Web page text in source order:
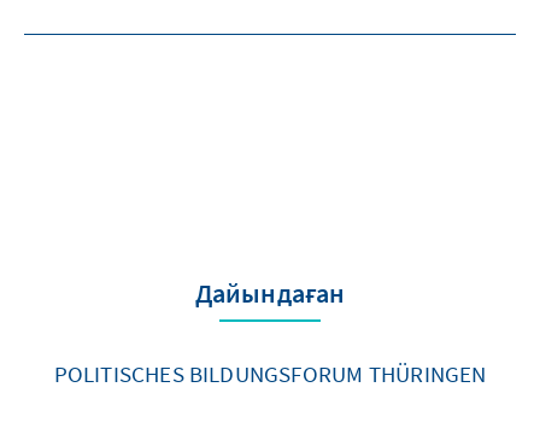
Дайындаған
POLITISCHES BILDUNGSFORUM THÜRINGEN